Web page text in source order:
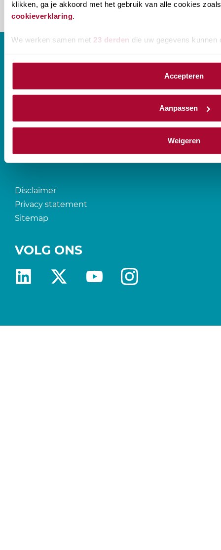
klikken, ga je akkoord met het gebruik van alle cookies
cookieverklaring.
We werken samen met 23 derden die uw gegevens kunnen
Accepteren
Aanpassen
Weigeren
CONTACT
Prinses Beatrixlaan 544
T088-0107777
Disclaimer
Privacy statement
Sitemap
VOLG ONS